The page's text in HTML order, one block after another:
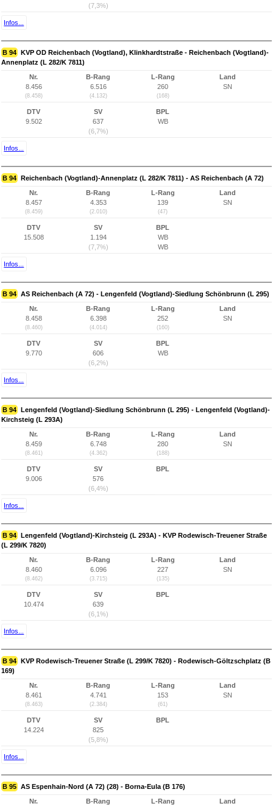
(7,3%)
Infos...
B 94 KVP OD Reichenbach (Vogtland), Klinkhardtstraße - Reichenbach (Vogtland)-
Annenplatz (L 282/K 7811)
Nr.
8.456
(8.458)
B-Rang
6.516
(4.132)
L-Rang
260
(168)
Land
SN
DTV
9.502
SV
637
(6,7%)
BPL
WB
Infos...
B 94 Reichenbach (Vogtland)-Annenplatz (L 282/K 7811) - AS Reichenbach (A 72)
Nr.
8.457
(8.459)
B-Rang
4.353
(2.010)
L-Rang
139
(47)
Land
SN
DTV
15.508
SV
1.194
(7,7%)
BPL
WB
WB
Infos...
B 94 AS Reichenbach (A 72) - Lengenfeld (Vogtland)-Siedlung Schönbrunn (L 295)
Nr.
8.458
(8.460)
B-Rang
6.398
(4.014)
L-Rang
252
(160)
Land
SN
DTV
9.770
SV
606
(6,2%)
BPL
WB
Infos...
B 94 Lengenfeld (Vogtland)-Siedlung Schönbrunn (L 295) - Lengenfeld (Vogtland)-
Kirchsteig (L 293A)
Nr.
8.459
(8.461)
B-Rang
6.748
(4.362)
L-Rang
280
(188)
Land
SN
DTV
9.006
SV
576
(6,4%)
BPL
Infos...
B 94 Lengenfeld (Vogtland)-Kirchsteig (L 293A) - KVP Rodewisch-Treuener Straße
(L 299/K 7820)
Nr.
8.460
(8.462)
B-Rang
6.096
(3.715)
L-Rang
227
(135)
Land
SN
DTV
10.474
SV
639
(6,1%)
BPL
Infos...
B 94 KVP Rodewisch-Treuener Straße (L 299/K 7820) - Rodewisch-Göltzschplatz (B
169)
Nr.
8.461
(8.463)
B-Rang
4.741
(2.384)
L-Rang
153
(61)
Land
SN
DTV
14.224
SV
825
(5,8%)
BPL
Infos...
B 95 AS Espenhain-Nord (A 72) (28) - Borna-Eula (B 176)
Nr.
B-Rang
L-Rang
Land